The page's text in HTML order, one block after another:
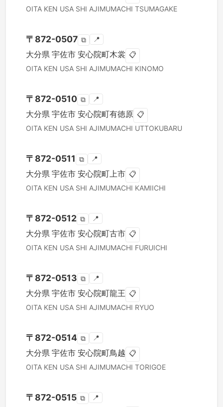
OITA KEN USA SHI AJIMUMACHI TSUMAGAKE
〒 872-0507 ⧉ 📍
大分県 宇佐市 安心院町木裳 📋
OITA KEN USA SHI AJIMUMACHI KINOMO
〒 872-0510 ⧉ 📍
大分県 宇佐市 安心院町有徳原 📋
OITA KEN USA SHI AJIMUMACHI UTTOKUBARU
〒 872-0511 ⧉ 📍
大分県 宇佐市 安心院町上市 📋
OITA KEN USA SHI AJIMUMACHI KAMIICHI
〒 872-0512 ⧉ 📍
大分県 宇佐市 安心院町古市 📋
OITA KEN USA SHI AJIMUMACHI FURUICHI
〒 872-0513 ⧉ 📍
大分県 宇佐市 安心院町龍王 📋
OITA KEN USA SHI AJIMUMACHI RYUO
〒 872-0514 ⧉ 📍
大分県 宇佐市 安心院町鳥越 📋
OITA KEN USA SHI AJIMUMACHI TORIGOE
〒 872-0515 ⧉ 📍